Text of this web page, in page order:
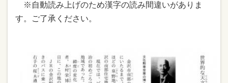
※自動読み上げのため漢字の読み間違いがありま
す。ご了承ください。